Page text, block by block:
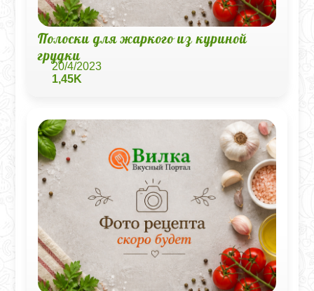
Полоски для жаркого из куриной
грудки
20/4/2023
1,45K